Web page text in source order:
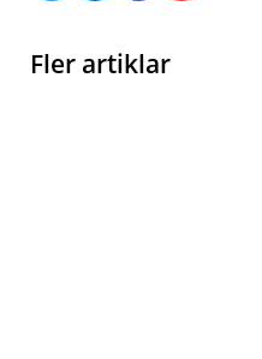
Fler artiklar